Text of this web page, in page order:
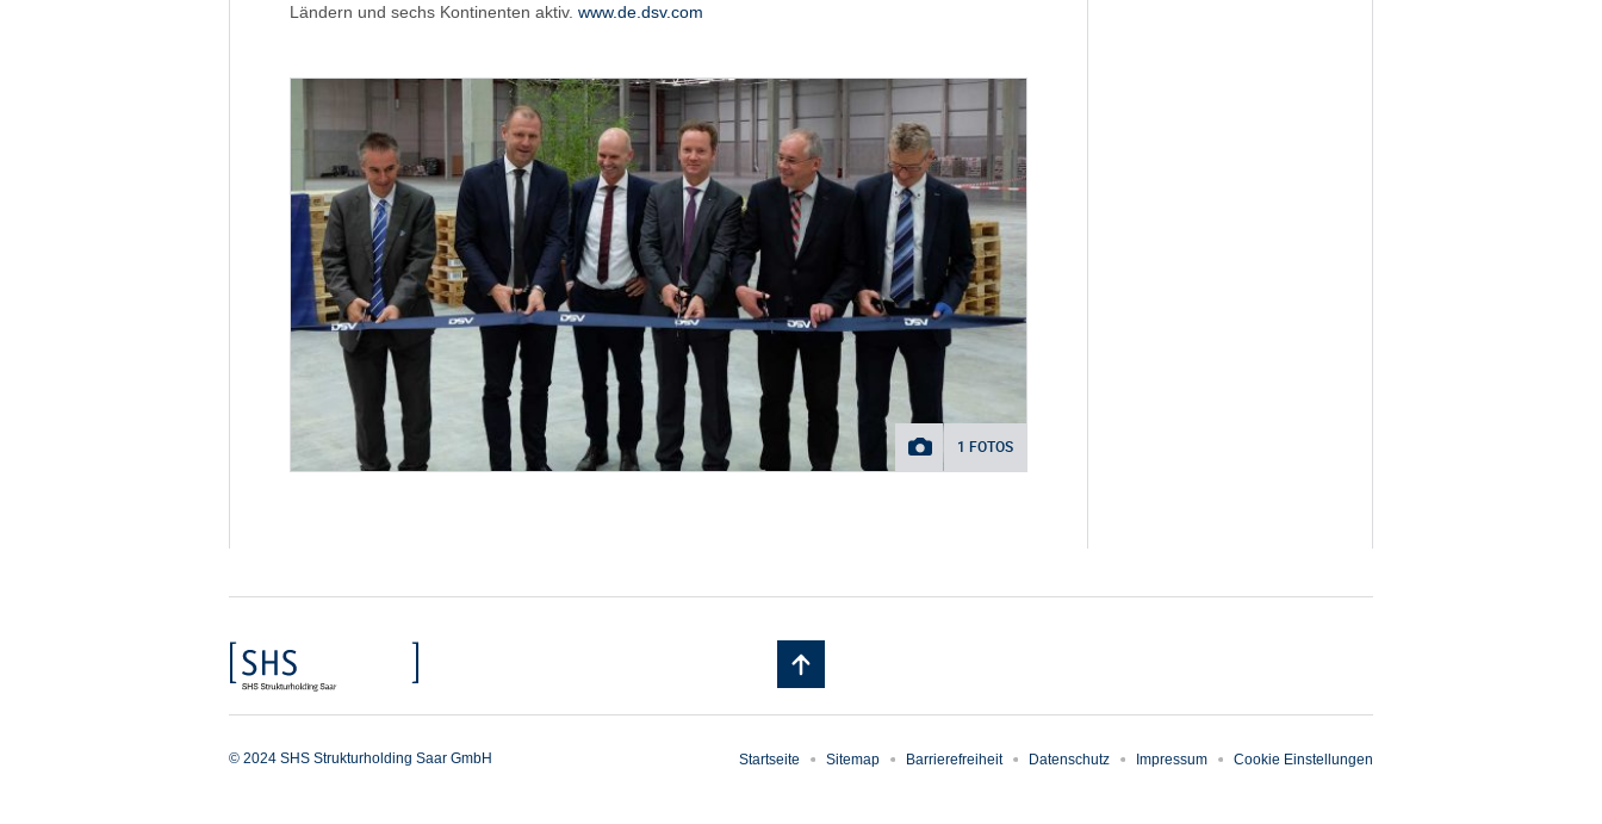
Ländern und sechs Kontinenten aktiv. www.de.dsv.com
1 FOTOS
© 2024 SHS Strukturholding Saar GmbH Startseite Sitemap Barrierefreiheit Datenschutz Impressum Cookie Einstellungen